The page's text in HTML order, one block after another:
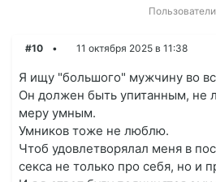
#10 11 октября 2025 в 11:38
Я ищу "большого" мужчину во
Он должен быть упитанным, не
меру умным.
Умников тоже не люблю.
Чтоб удовлетворялал меня в
секса не только про себя, но и
Пользователи